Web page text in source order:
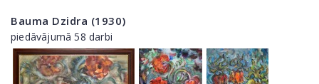
Bauma Dzidra (1930)
piedāvājumā 58 darbi